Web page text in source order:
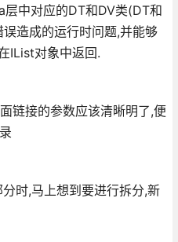
中对应的DT和DV类(DT和
造成的运行时问题,并能够
IList对象中返回.
链接的参数应该清晰明了,便
时,马上想到要进行拆分,新